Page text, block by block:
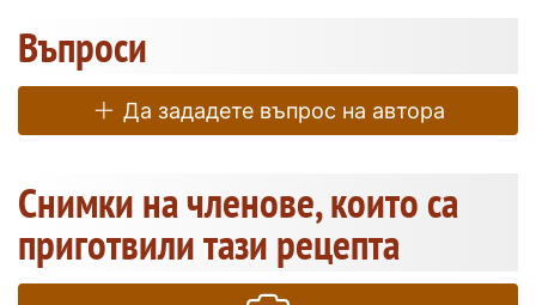
Въпроси
Да зададете въпрос на автора
Снимки на членове, които са
приготвили тази рецепта